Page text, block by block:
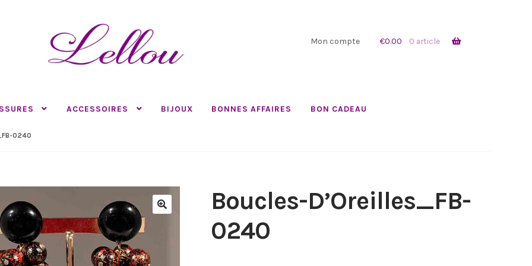
€0.00 0 article
Mon compte
ACCESSOIRES BIJOUX BONNES AFFAIRES BON CADEAU
0240
Boucles-D’Oreilles_FB-
0240